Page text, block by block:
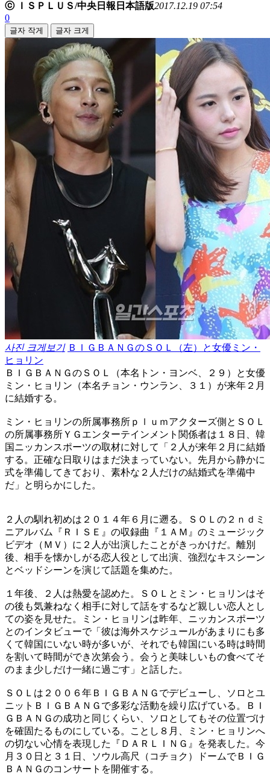
ⓒ ＩＳＰＬＵＳ/中央日報日本語版2017.12.19 07:54
0
글자 작게 글자 크게
사진 크게보기 ＢＩＧＢＡＮＧのＳＯＬ（左）と女優ミン・
ヒョリン
ＢＩＧＢＡＮＧのＳＯＬ（本名トン・ヨンベ、２９）と女優
ミン・ヒョリン（本名チョン・ウンラン、３１）が来年２月
に結婚する。
ミン・ヒョリンの所属事務所ｐｌｕｍアクターズ側とＳＯＬ
の所属事務所ＹＧエンターテインメント関係者は１８日、韓
国ニッカンスポーツの取材に対して「２人が来年２月に結婚
する。正確な日取りはまだ決まっていない。先月から静かに
式を準備してきており、素朴な２人だけの結婚式を準備中
だ」と明らかにした。
２人の馴れ初めは２０１４年６月に遡る。ＳＯＬの２ｎｄミ
ニアルバム『ＲＩＳＥ』の収録曲『１ＡＭ』のミュージック
ビデオ（ＭＶ）に２人が出演したことがきっかけだ。離別
後、相手を懐かしがる恋人役として出演、強烈なキスシーン
とベッドシーンを演じて話題を集めた。
１年後、２人は熱愛を認めた。ＳＯＬとミン・ヒョリンはそ
の後も気兼ねなく相手に対して話をするなど親しい恋人とし
ての姿を見せた。ミン・ヒョリンは昨年、ニッカンスポーツ
とのインタビューで「彼は海外スケジュールがあまりにも多
くて韓国にいない時が多いが、それでも韓国にいる時は時間
を割いて時間ができ次第会う。会うと美味しいもの食べてそ
のまま少しだけ一緒に過ごす」と話した。
ＳＯＬは２００６年ＢＩＧＢＡＮＧでデビューし、ソロとユ
ニットＢＩＧＢＡＮＧで多彩な活動を繰り広げている。ＢＩ
ＧＢＡＮＧの成功と同じくらい、ソロとしてもその位置づけ
を確固たるものにしている。ことし８月、ミン・ヒョリンへ
の切ない心情を表現した『ＤＡＲＬＩＮＧ』を発表した。今
月３０日と３１日、ソウル高尺（コチョク）ドームでＢＩＧ
ＢＡＮＧのコンサートを開催する。